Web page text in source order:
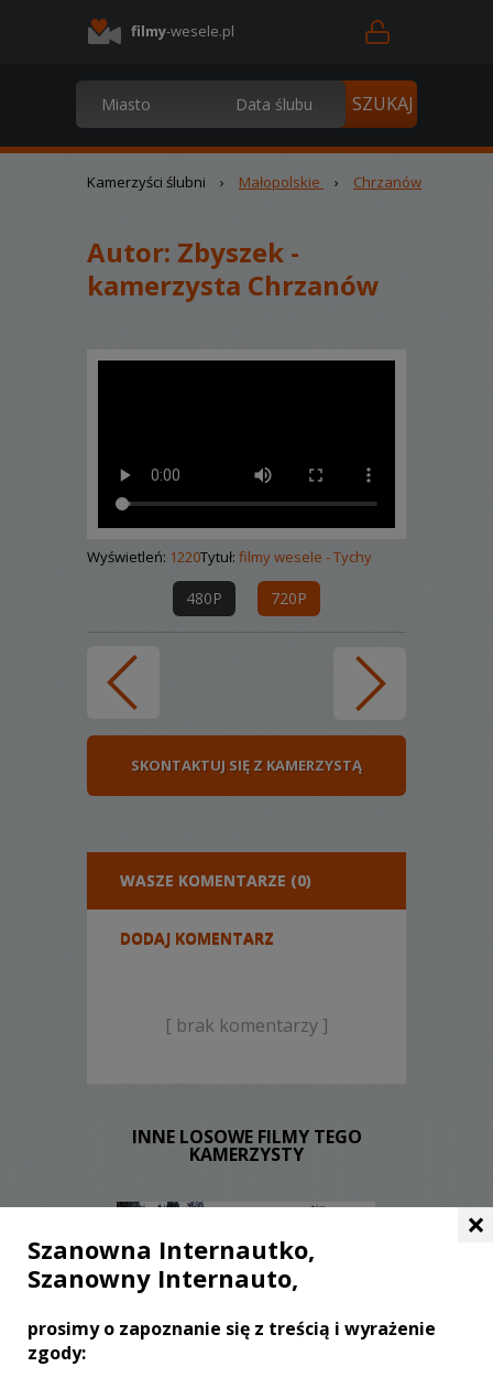
filmy-wesele.pl
Kamerzyści ślubni › Małopolskie › Chrzanów
Autor: Zbyszek -
kamerzysta Chrzanów
Wyświetleń: 1220Tytuł: filmy wesele - Tychy
480P 720P
SKONTAKTUJ SIĘ Z KAMERZYSTĄ
WASZE KOMENTARZE (0)
DODAJ KOMENTARZ
[ brak komentarzy ]
INNE LOSOWE FILMY TEGO
KAMERZYSTY
×
Szanowna Internautko,
Szanowny Internauto,
prosimy o zapoznanie się z treścią i wyrażenie
zgody: